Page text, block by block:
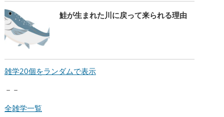
鮭が生まれた川に戻って来られる理由
雑学20個をランダムで表示
－－
全雑学一覧